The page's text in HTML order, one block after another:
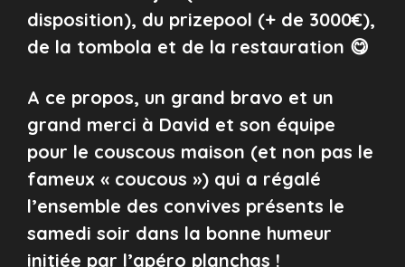
disposition), du prizepool (+ de 3000€),
de la tombola et de la restauration 😋
A ce propos, un grand bravo et un
grand merci à David et son équipe
pour le couscous maison (et non pas le
fameux « coucous ») qui a régalé
l’ensemble des convives présents le
samedi soir dans la bonne humeur
initiée par l’apéro planchas !